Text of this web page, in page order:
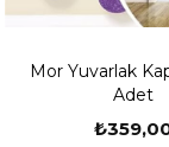
Mor Yuvarlak
Adet